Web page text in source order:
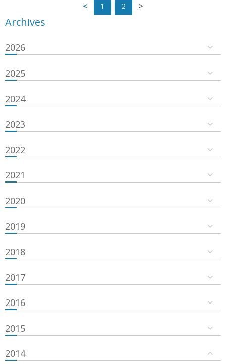
1 2
Archives
2026
2025
2024
2023
2022
2021
2020
2019
2018
2017
2016
2015
2014